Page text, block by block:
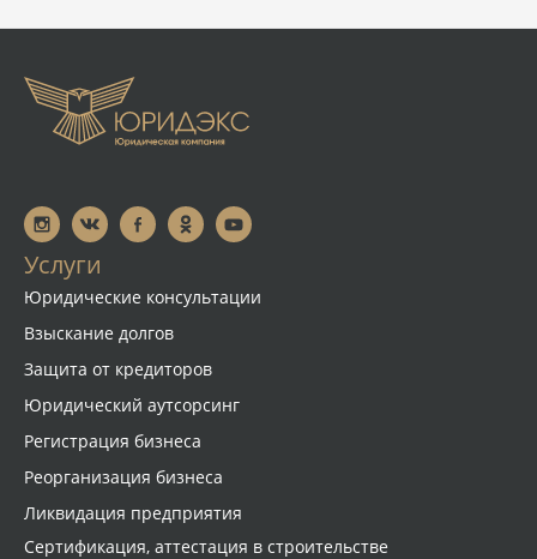
Услуги
Юридические консультации
Взыскание долгов
Защита от кредиторов
Юридический аутсорсинг
Регистрация бизнеса
Реорганизация бизнеса
Ликвидация предприятия
Сертификация, аттестация в строительстве